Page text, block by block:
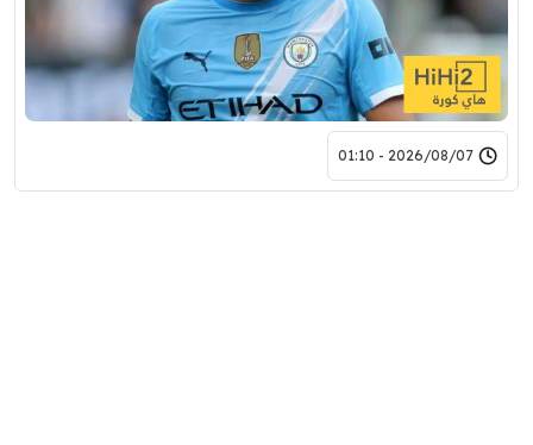
2026/08/07 - 01:10